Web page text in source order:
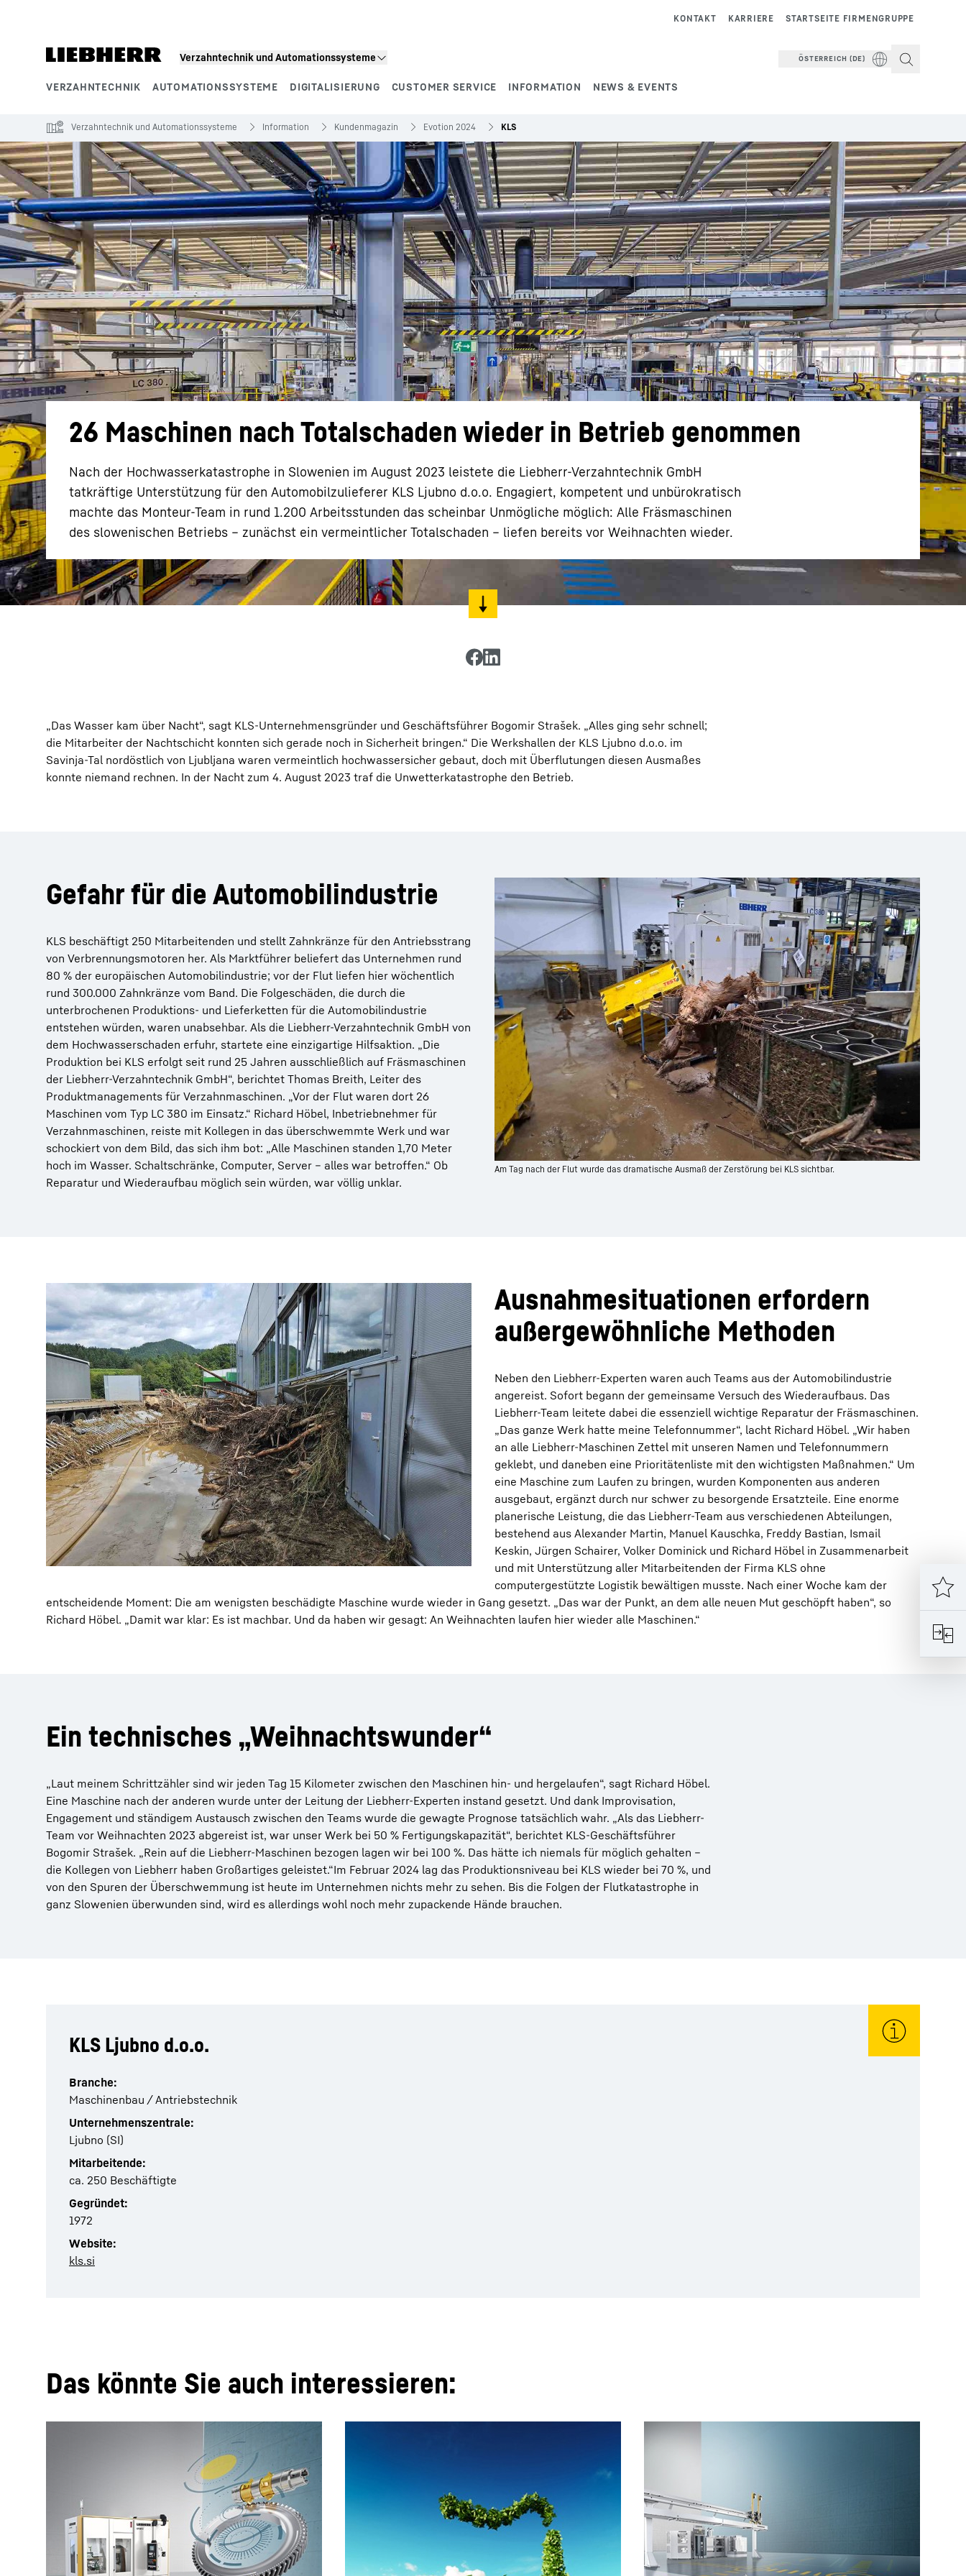
Verzahntechnik und Automationssysteme
VERZAHNTECHNIK AUTOMATIONSSYSTEME DIGITALISIERUNG CUSTOMER SERVICE INFORMATION NEWS & EVENTS
STARTSEITE FIRMENGRUPPE
KARRIERE
KONTAKT
ÖSTERREICH (DE)
Mehr über die Firmengruppe Karriere bei Liebherr
Verzahntechnik und Automationssysteme Information Kundenmagazin Evotion 2024 KLS
26 Maschinen nach Totalschaden wieder in Betrieb genommen
Nach der Hochwasserkatastrophe in Slowenien im August 2023 leistete die Liebherr-Verzahntechnik GmbH
tatkräftige Unterstützung für den Automobilzulieferer KLS Ljubno d.o.o. Engagiert, kompetent und unbürokratisch
machte das Monteur-Team in rund 1.200 Arbeitsstunden das scheinbar Unmögliche möglich: Alle Fräsmaschinen
des slowenischen Betriebs – zunächst ein vermeintlicher Totalschaden – liefen bereits vor Weihnachten wieder.
„Das Wasser kam über Nacht“, sagt KLS-Unternehmensgründer und Geschäftsführer Bogomir Strašek. „Alles ging sehr schnell;
die Mitarbeiter der Nachtschicht konnten sich gerade noch in Sicherheit bringen.“ Die Werkshallen der KLS Ljubno d.o.o. im
Savinja-Tal nordöstlich von Ljubljana waren vermeintlich hochwassersicher gebaut, doch mit Überflutungen diesen Ausmaßes
konnte niemand rechnen. In der Nacht zum 4. August 2023 traf die Unwetterkatastrophe den Betrieb.
Am Tag nach der Flut wurde das dramatische Ausmaß der Zerstörung bei KLS sichtbar.
Gefahr für die Automobilindustrie
KLS beschäftigt 250 Mitarbeitenden und stellt Zahnkränze für den Antriebsstrang
von Verbrennungsmotoren her. Als Marktführer beliefert das Unternehmen rund
80 % der europäischen Automobilindustrie; vor der Flut liefen hier wöchentlich
rund 300.000 Zahnkränze vom Band. Die Folgeschäden, die durch die
unterbrochenen Produktions- und Lieferketten für die Automobilindustrie
entstehen würden, waren unabsehbar. Als die Liebherr-Verzahntechnik GmbH von
dem Hochwasserschaden erfuhr, startete eine einzigartige Hilfsaktion. „Die
Produktion bei KLS erfolgt seit rund 25 Jahren ausschließlich auf Fräsmaschinen
der Liebherr-Verzahntechnik GmbH“, berichtet Thomas Breith, Leiter des
Produktmanagements für Verzahnmaschinen. „Vor der Flut waren dort 26
Maschinen vom Typ LC 380 im Einsatz.“ Richard Höbel, Inbetriebnehmer für
Verzahnmaschinen, reiste mit Kollegen in das überschwemmte Werk und war
schockiert von dem Bild, das sich ihm bot: „Alle Maschinen standen 1,70 Meter
hoch im Wasser. Schaltschränke, Computer, Server – alles war betroffen.“ Ob
Reparatur und Wiederaufbau möglich sein würden, war völlig unklar.
Ausnahmesituationen erfordern
außergewöhnliche Methoden
Neben den Liebherr-Experten waren auch Teams aus der Automobilindustrie
angereist. Sofort begann der gemeinsame Versuch des Wiederaufbaus. Das
Liebherr-Team leitete dabei die essenziell wichtige Reparatur der Fräsmaschinen.
„Das ganze Werk hatte meine Telefonnummer“, lacht Richard Höbel. „Wir haben
an alle Liebherr-Maschinen Zettel mit unseren Namen und Telefonnummern
geklebt, und daneben eine Prioritätenliste mit den wichtigsten Maßnahmen.“ Um
eine Maschine zum Laufen zu bringen, wurden Komponenten aus anderen
ausgebaut, ergänzt durch nur schwer zu besorgende Ersatzteile. Eine enorme
planerische Leistung, die das Liebherr-Team aus verschiedenen Abteilungen,
bestehend aus Alexander Martin, Manuel Kauschka, Freddy Bastian, Ismail
Keskin, Jürgen Schairer, Volker Dominick und Richard Höbel in Zusammenarbeit
und mit Unterstützung aller Mitarbeitenden der Firma KLS ohne
computergestützte Logistik bewältigen musste. Nach einer Woche kam der
entscheidende Moment: Die am wenigsten beschädigte Maschine wurde wieder in Gang gesetzt. „Das war der Punkt, an dem alle neuen Mut geschöpft haben“, so
Richard Höbel. „Damit war klar: Es ist machbar. Und da haben wir gesagt: An Weihnachten laufen hier wieder alle Maschinen.“
Ein technisches „Weihnachtswunder“
„Laut meinem Schrittzähler sind wir jeden Tag 15 Kilometer zwischen den Maschinen hin- und hergelaufen“, sagt Richard Höbel.
Eine Maschine nach der anderen wurde unter der Leitung der Liebherr-Experten instand gesetzt. Und dank Improvisation,
Engagement und ständigem Austausch zwischen den Teams wurde die gewagte Prognose tatsächlich wahr. „Als das Liebherr-
Team vor Weihnachten 2023 abgereist ist, war unser Werk bei 50 % Fertigungskapazität“, berichtet KLS-Geschäftsführer
Bogomir Strašek. „Rein auf die Liebherr-Maschinen bezogen lagen wir bei 100 %. Das hätte ich niemals für möglich gehalten –
die Kollegen von Liebherr haben Großartiges geleistet.“Im Februar 2024 lag das Produktionsniveau bei KLS wieder bei 70 %, und
von den Spuren der Überschwemmung ist heute im Unternehmen nichts mehr zu sehen. Bis die Folgen der Flutkatastrophe in
ganz Slowenien überwunden sind, wird es allerdings wohl noch mehr zupackende Hände brauchen.
KLS Ljubno d.o.o.
Branche:
Maschinenbau / Antriebstechnik
Unternehmenszentrale:
Ljubno (SI)
Mitarbeitende:
ca. 250 Beschäftigte
Gegründet:
1972
Website:
kls.si
Das könnte Sie auch interessieren: